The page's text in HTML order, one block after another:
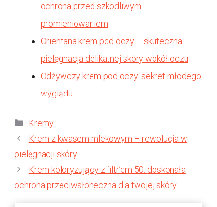
ochrona przed szkodliwym
promieniowaniem
Orientana krem pod oczy – skuteczna
pielęgnacja delikatnej skóry wokół oczu
Odżywczy krem pod oczy: sekret młodego
wyglądu
Kategorie
Kremy
Krem z kwasem mlekowym – rewolucja w
pielęgnacji skóry
Krem koloryzujący z filtr’em 50: doskonała
ochrona przeciwsłoneczna dla twojej skóry